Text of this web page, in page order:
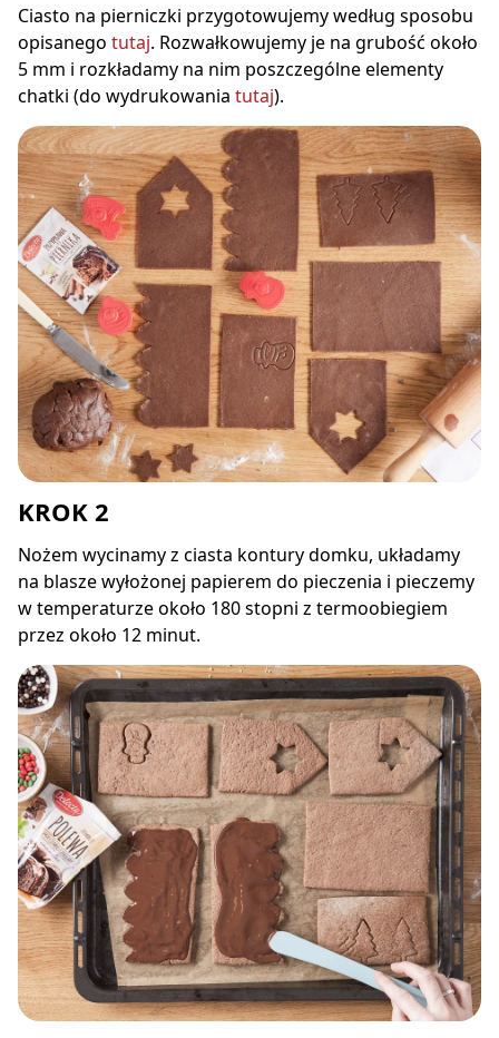
Ciasto na pierniczki przygotowujemy według sposobu
opisanego tutaj. Rozwałkowujemy je na grubość około
5 mm i rozkładamy na nim poszczególne elementy
chatki (do wydrukowania tutaj).
KROK 2
Nożem wycinamy z ciasta kontury domku, układamy
na blasze wyłożonej papierem do pieczenia i pieczemy
w temperaturze około 180 stopni z termoobiegiem
przez około 12 minut.